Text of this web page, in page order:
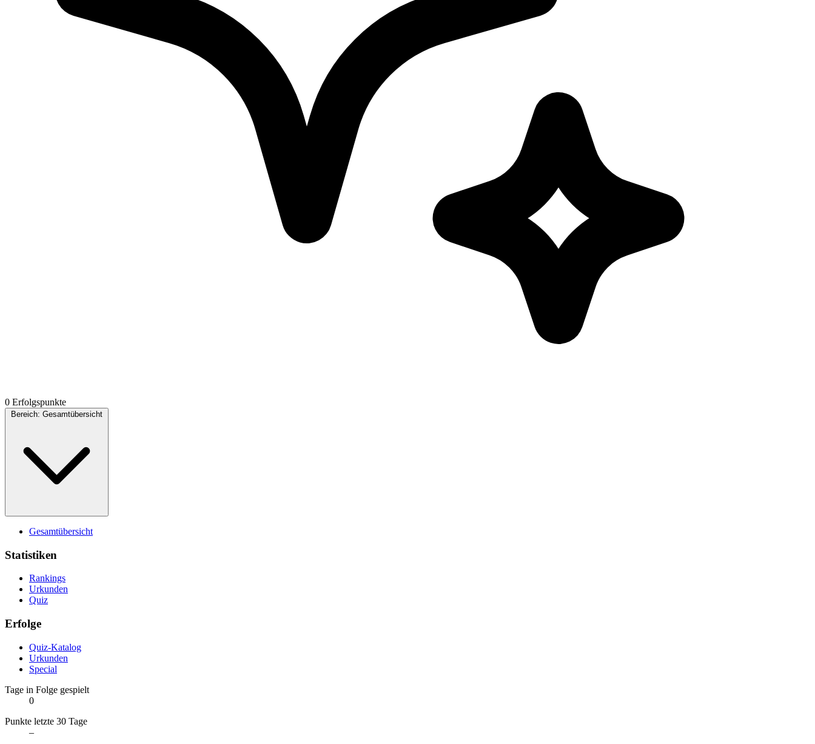
0 Erfolgspunkte
Bereich: Gesamtübersicht
Gesamtübersicht
Statistiken
Rankings
Urkunden
Quiz
Erfolge
Quiz-Katalog
Urkunden
Special
Tage in Folge gespielt
0
Punkte letzte 30 Tage
–